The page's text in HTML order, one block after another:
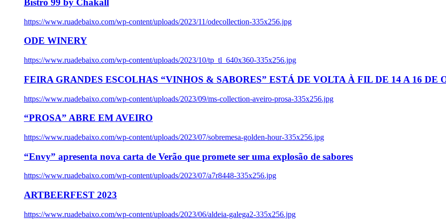
Bistro 99 by Chakall
https://www.ruadebaixo.com/wp-content/uploads/2023/11/odecollection-335x256.jpg
ODE WINERY
https://www.ruadebaixo.com/wp-content/uploads/2023/10/tp_tl_640x360-335x256.jpg
FEIRA GRANDES ESCOLHAS “VINHOS & SABORES” ESTÁ DE VOLTA À FIL DE 14 A 16 DE
https://www.ruadebaixo.com/wp-content/uploads/2023/09/ms-collection-aveiro-prosa-335x256.jpg
“PROSA” ABRE EM AVEIRO
https://www.ruadebaixo.com/wp-content/uploads/2023/07/sobremesa-golden-hour-335x256.jpg
“Envy” apresenta nova carta de Verão que promete ser uma explosão de sabores
https://www.ruadebaixo.com/wp-content/uploads/2023/07/a7r8448-335x256.jpg
ARTBEERFEST 2023
https://www.ruadebaixo.com/wp-content/uploads/2023/06/aldeia-galega2-335x256.jpg